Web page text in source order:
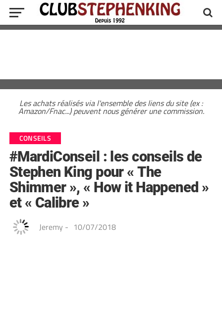
Les achats réalisés via l'ensemble des liens du site (ex :
Amazon/Fnac...) peuvent nous générer une commission.
CONSEILS
#MardiConseil : les conseils de
Stephen King pour « The
Shimmer », « How it Happened »
et « Calibre »
Jeremy - 10/07/2018